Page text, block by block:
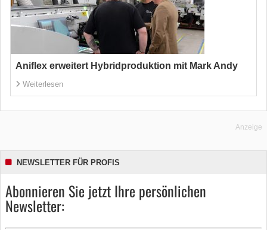
Aniflex erweitert Hybridproduktion mit Mark Andy
Weiterlesen
Anzeige
NEWSLETTER FÜR PROFIS
Abonnieren Sie jetzt Ihre persönlichen
Newsletter: